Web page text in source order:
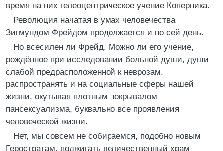
время на них гелеоцентрическое учение Коперника.
Революция начатая в умах человечества
Зигмундом Фрейдом продолжается и по сей день.
Но всесилен ли Фрейд. Можно ли его учение,
рождённое при исследовании больной души, души
слабой предрасположенной к неврозам,
распространять и на социальные сферы нашей
жизни, окутывая плотным покрывалом
пансексуализма, буквально все проявления
человеческой жизни.
Нет, мы совсем не собираемся, подобно новым
Геростратам, поджигать величественный храм